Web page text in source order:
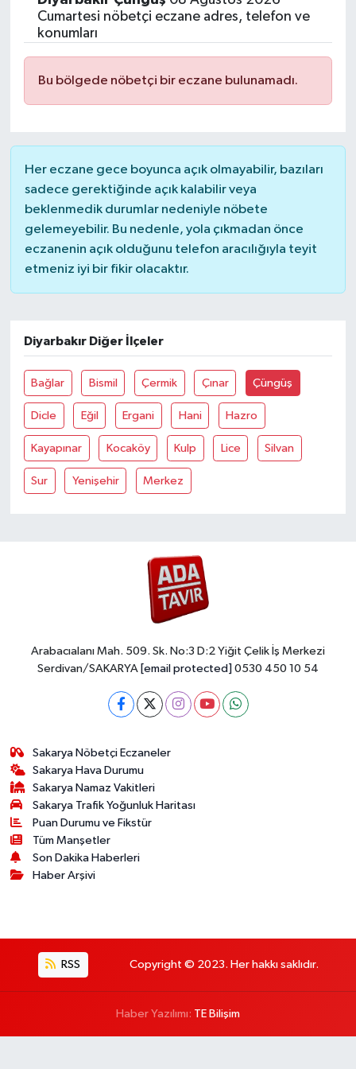
Cumartesi nöbetçi eczane adres, telefon ve
konumları
Bu bölgede nöbetçi bir eczane bulunamadı.
Her eczane gece boyunca açık olmayabilir, bazıları
sadece gerektiğinde açık kalabilir veya
beklenmedik durumlar nedeniyle nöbete
gelemeyebilir. Bu nedenle, yola çıkmadan önce
eczanenin açık olduğunu telefon aracılığıyla teyit
etmeniz iyi bir fikir olacaktır.
Diyarbakır Diğer İlçeler
Bağlar Bismil Çermik Çınar Çüngüş
Dicle Eğil Ergani Hani Hazro
Kayapınar Kocaköy Kulp Lice Silvan
Sur Yenişehir Merkez
Arabacıalanı Mah. 509. Sk. No:3 D:2 Yiğit Çelik İş Merkezi
Serdivan/SAKARYA [email protected] 0530 450 10 54
Sakarya Nöbetçi Eczaneler
Sakarya Hava Durumu
Sakarya Namaz Vakitleri
Sakarya Trafik Yoğunluk Haritası
Puan Durumu ve Fikstür
Tüm Manşetler
Son Dakika Haberleri
Haber Arşivi
RSS Copyright © 2023. Her hakkı saklıdır.
Haber Yazılımı: TE Bilişim